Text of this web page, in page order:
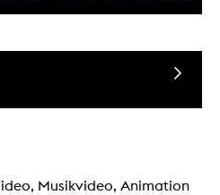
Musikvideo, Animation